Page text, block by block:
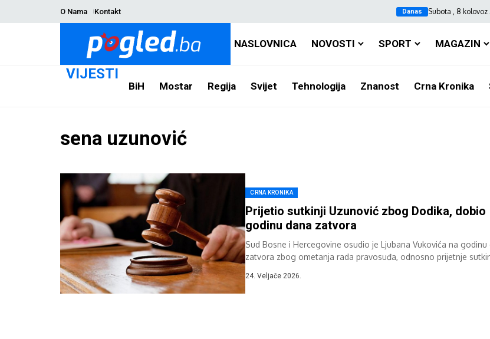
O Nama Kontakt Danas Subota , 8 kolovoz
NASLOVNICA NOVOSTI SPORT MAGAZIN
VIJESTI
BiH Mostar Regija Svijet Tehnologija Znanost Crna Kronika
sena uzunović
CRNA KRONIKA
Prijetio sutkinji Uzunović zbog Dodika, dobio
godinu dana zatvora
Sud Bosne i Hercegovine osudio je Ljubana Vukovića na godinu
zatvora zbog ometanja rada pravosuđa, odnosno prijetnje
24. Veljače 2026.